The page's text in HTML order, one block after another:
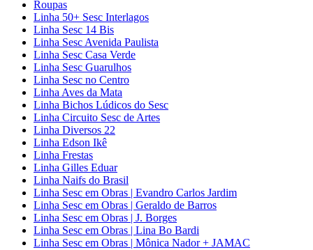
Roupas
Linha 50+ Sesc Interlagos
Linha Sesc 14 Bis
Linha Sesc Avenida Paulista
Linha Sesc Casa Verde
Linha Sesc Guarulhos
Linha Sesc no Centro
Linha Aves da Mata
Linha Bichos Lúdicos do Sesc
Linha Circuito Sesc de Artes
Linha Diversos 22
Linha Edson Ikê
Linha Frestas
Linha Gilles Eduar
Linha Naifs do Brasil
Linha Sesc em Obras | Evandro Carlos Jardim
Linha Sesc em Obras | Geraldo de Barros
Linha Sesc em Obras | J. Borges
Linha Sesc em Obras | Lina Bo Bardi
Linha Sesc em Obras | Mônica Nador + JAMAC